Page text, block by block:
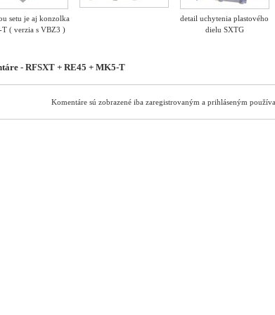
setu je aj konzolka
( verzia s VBZ3 )
detail uchytenia plastového
dielu SXTG
- RFSXT + RE45 + MK5-T
Komentáre sú zobrazené iba zaregistrovaným a prihláseným